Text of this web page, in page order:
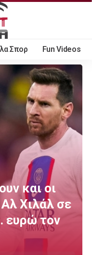
Σπορ Fun Videos
και οι
Αλ Χιλάλ σε
ευρώ τον